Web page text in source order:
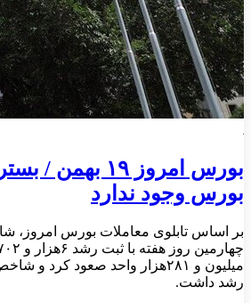
بورس امروز ۱۹
بورس وجود ندارد
بر اساس تابلوی معاملات بورس امروز،
رشد داشت.